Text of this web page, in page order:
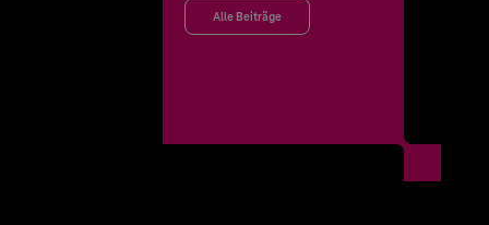
Alle Beiträge